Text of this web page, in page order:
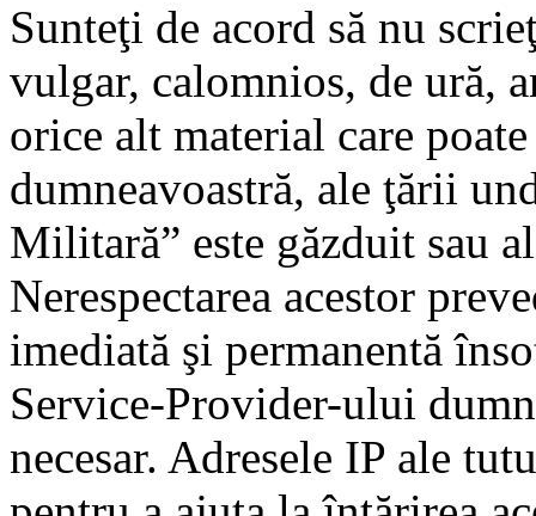
Sunteţi de acord să nu
vulgar, calomnios, de ură,
orice alt material care
dumneavoastră, ale ţării
Militară” este găzduit sau
Nerespectarea acestor
imediată şi permanentă
Service-Provider-ului
necesar. Adresele IP ale